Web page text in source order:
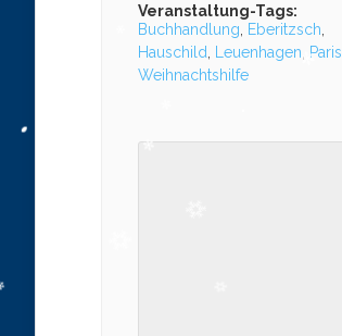
Veranstaltung-Tags:
Buchhandlung
Eberitzsch
Hauschild
Leuenhagen Paris
Weihnachtshilfe